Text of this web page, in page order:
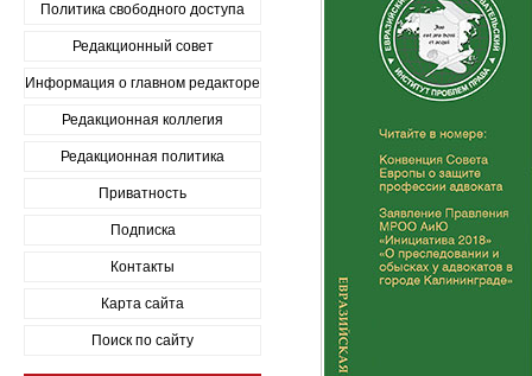
Политика свободного доступа
Редакционный совет
Информация о главном редакторе
Редакционная коллегия
Редакционная политика
Приватность
Подписка
Контакты
Карта сайта
Поиск по сайту